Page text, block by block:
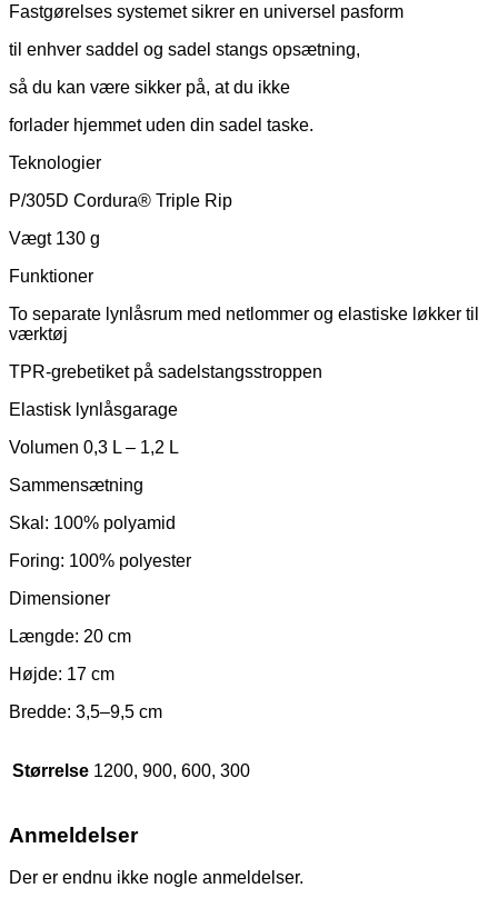
Fastgørelses systemet sikrer en universel pasform
til enhver saddel og sadel stangs opsætning,
så du kan være sikker på, at du ikke
forlader hjemmet uden din sadel taske.
Teknologier
P/305D Cordura® Triple Rip
Vægt 130 g
Funktioner
To separate lynlåsrum med netlommer og elastiske løkker til
værktøj
TPR-grebetiket på sadelstangsstroppen
Elastisk lynlåsgarage
Volumen 0,3 L – 1,2 L
Sammensætning
Skal: 100% polyamid
Foring: 100% polyester
Dimensioner
Længde: 20 cm
Højde: 17 cm
Bredde: 3,5–9,5 cm
Størrelse 1200, 900, 600, 300
Anmeldelser
Der er endnu ikke nogle anmeldelser.